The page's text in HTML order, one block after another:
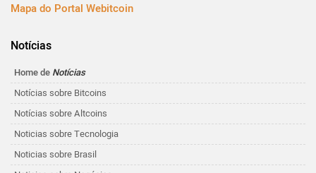
Mapa do Portal Webitcoin
Notícias
Home de Notícias
Notícias sobre Bitcoins
Notícias sobre Altcoins
Noticias sobre Tecnologia
Noticias sobre Brasil